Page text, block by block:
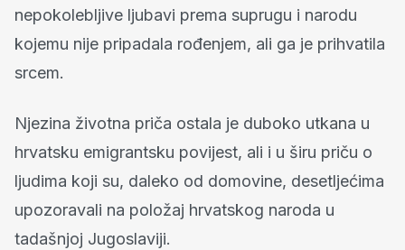
nepokolebljive ljubavi prema suprugu i narodu
kojemu nije pripadala rođenjem, ali ga je prihvatila
srcem.
Njezina životna priča ostala je duboko utkana u
hrvatsku emigrantsku povijest, ali i u širu priču o
ljudima koji su, daleko od domovine, desetljećima
upozoravali na položaj hrvatskog naroda u
tadašnjoj Jugoslaviji.